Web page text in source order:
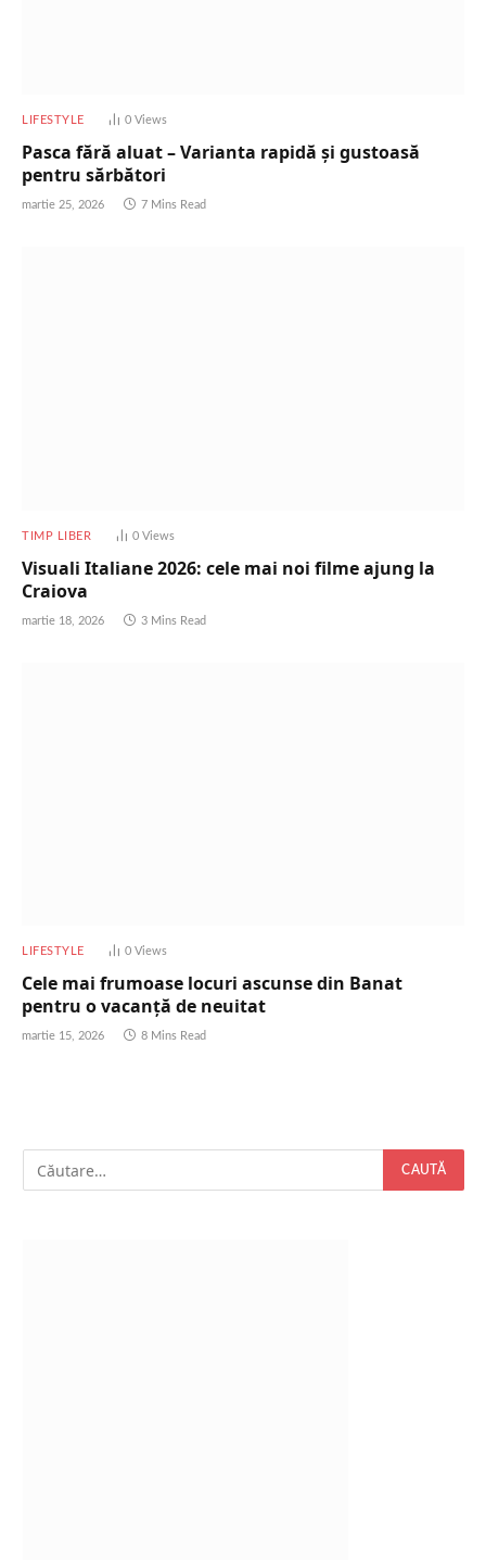
LIFESTYLE 0 Views
Pasca fără aluat – Varianta rapidă și gustoasă
pentru sărbători
martie 25, 2026 7 Mins Read
TIMP LIBER 0 Views
Visuali Italiane 2026: cele mai noi filme ajung la
Craiova
martie 18, 2026 3 Mins Read
LIFESTYLE 0 Views
Cele mai frumoase locuri ascunse din Banat
pentru o vacanță de neuitat
martie 15, 2026 8 Mins Read